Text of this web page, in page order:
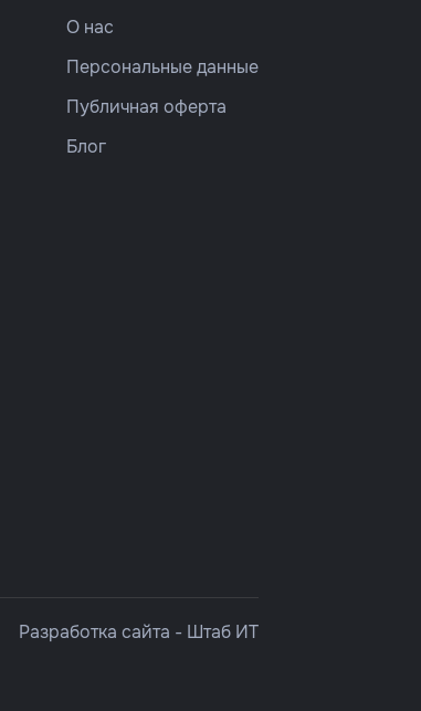
О нас
Персональные данные
Публичная оферта
Блог
Разработка сайта - Штаб ИТ